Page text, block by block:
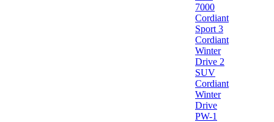
7000
Cordiant
Sport 3
Cordiant
Winter
Drive 2
SUV
Cordiant
Winter
Drive
PW-1